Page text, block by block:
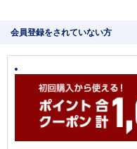
会員登録をされていない方